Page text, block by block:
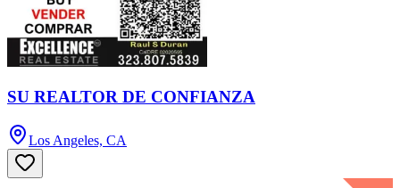
SU REALTOR DE CONFIANZA
Los Angeles, CA